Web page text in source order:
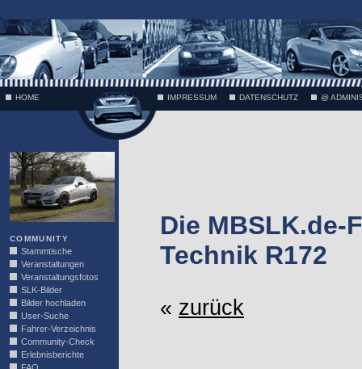
;
HOME IMPRESSUM DATENSCHUTZ @
COMMUNITY
Stammtische
Veranstaltungen
Veranstaltungsfotos
SLK-Bilder
Bilder hochladen
User-Suche
Fahrer-Verzeichnis
Community-Check
Erlebnisberichte
Die MBSLK.de-
Technik R172
« zurück